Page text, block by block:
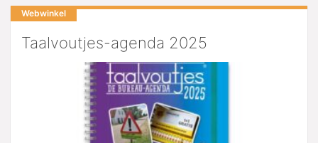
Webwinkel
Taalvoutjes-agenda 2025